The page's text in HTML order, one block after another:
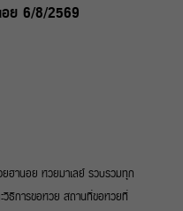
ย 6/8/2569
ฮานอย หวยมาเลย์ รวบรวมทุก
วิธีการขอหวย สถานที่ขอหวยที่